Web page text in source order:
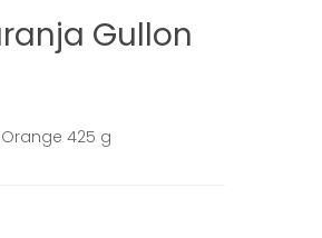
Gullon
425 g